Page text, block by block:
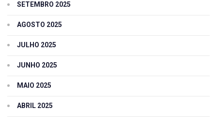
SETEMBRO 2025
AGOSTO 2025
JULHO 2025
JUNHO 2025
MAIO 2025
ABRIL 2025